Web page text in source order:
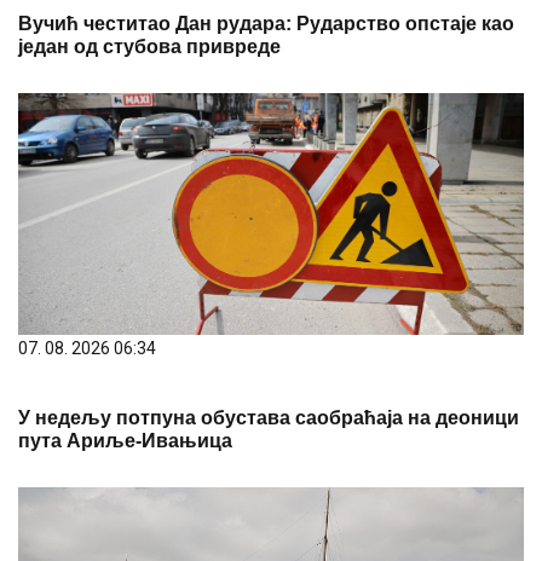
Вучић честитао Дан рудара: Рударство опстаје као
један од стубова привреде
07. 08. 2026 06:34
У недељу потпуна обустава саобраћаја на деоници
пута Ариље-Ивањица